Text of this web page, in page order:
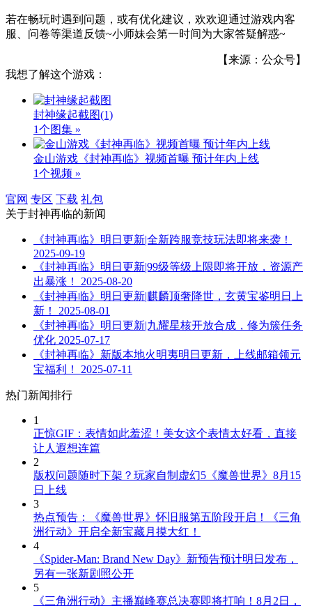
若在畅玩时遇到问题，或有优化建议，欢欢迎通过游戏内客
服、问卷等渠道反馈~小师妹会第一时间为大家答疑解惑~
【来源：公众号】
我想了解这个游戏：
封神缘起截图(1)
1个图集 »
金山游戏《封神再临》视频首曝 预计年内上线
1个视频 »
官网 专区 下载 礼包
关于封神再临的新闻
《封神再临》明日更新|全新跨服竞技玩法即将来袭！
2025-09-19
《封神再临》明日更新|99级等级上限即将开放，资源产
出暴涨！
2025-08-20
《封神再临》明日更新|麒麟顶奢降世，玄黄宝鉴明日上
新！
2025-08-01
《封神再临》明日更新|九耀星核开放合成，修为簇任务
优化 2025-07-17
《封神再临》新版本地火明夷明日更新，上线邮箱领元
宝福利！
2025-07-11
热门新闻排行
1
正惊GIF：表情如此羞涩！美女这个表情太好看，直接
让人遐想连篇
2
版权问题随时下架？玩家自制虚幻5《魔兽世界》8月15
日上线
3
热点预告：《魔兽世界》怀旧服第五阶段开启！《三角
洲行动》开启全新宝藏月摸大红！
4
《Spider-Man: Brand New Day》新预告预计明日发布，
另有一张新剧照公开
5
《三角洲行动》主播巅峰赛总决赛即将打响！8月2日，